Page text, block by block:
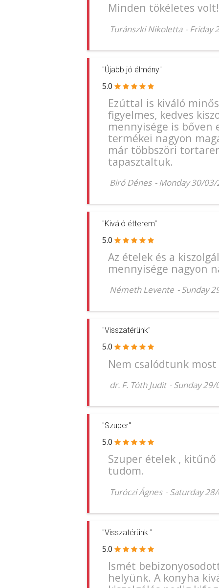
Minden tökéletes volt!
Turánszki Nikoletta - Friday
"Újabb jó élmény"
5.0
Ezúttal is kiváló
figyelmes, kedves
mennyisége is bőven
termékei nagyon
már többszöri
tapasztaltuk.
Biró Dénes - Monday 30/
"Kiváló étterem"
5.0
Az ételek és a
mennyisége nagyon
Németh Levente -Sunday
"Visszatérünk"
5.0
Nem csalódtunk most
dr. F. Tóth Judit -Sunday
"Szuper"
5.0
Szuper ételek ,
tudom.
Turóczi Ágnes -Saturday
"Visszatérünk "
5.0
Ismét
helyünk. A konyha